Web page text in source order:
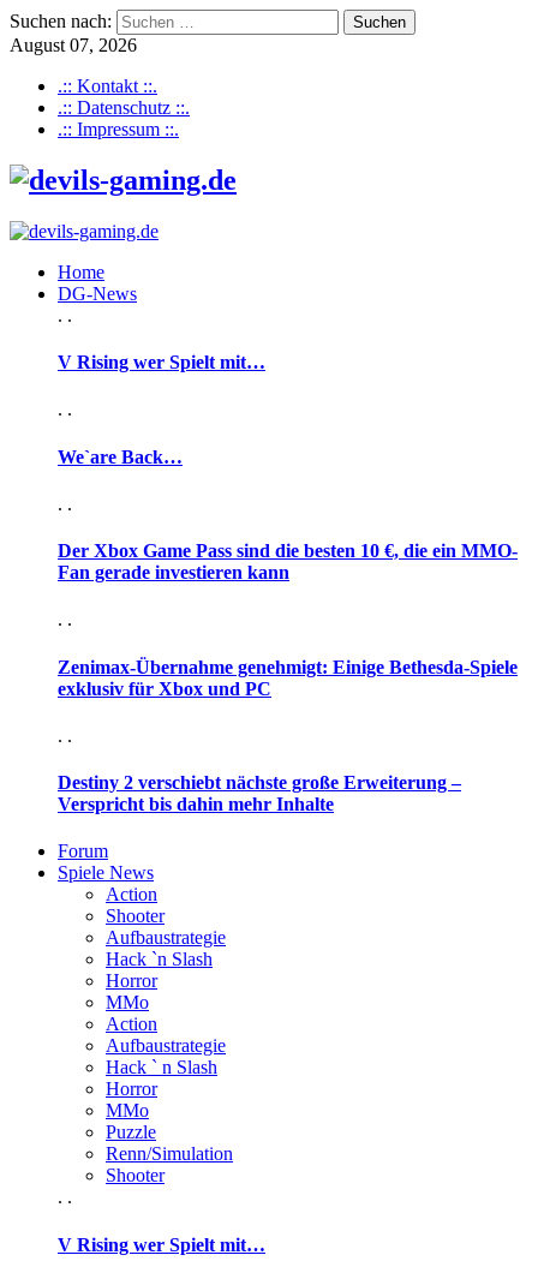
Suchen nach:
August 07, 2026
.:: Kontakt ::.
.:: Datenschutz ::.
.:: Impressum ::.
Home
DG-News
. .
V Rising wer Spielt mit…
. .
We`are Back…
. .
Der Xbox Game Pass sind die besten 10 €, die ein MMO-
Fan gerade investieren kann
. .
Zenimax-Übernahme genehmigt: Einige Bethesda-Spiele
exklusiv für Xbox und PC
. .
Destiny 2 verschiebt nächste große Erweiterung –
Verspricht bis dahin mehr Inhalte
Forum
Spiele News
Action
Shooter
Aufbaustrategie
Hack `n Slash
Horror
MMo
Action
Aufbaustrategie
Hack ` n Slash
Horror
MMo
Puzzle
Renn/Simulation
Shooter
. .
V Rising wer Spielt mit…